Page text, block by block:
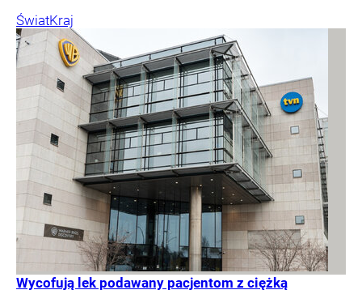
ŚwiatKraj
Wycofują lek podawany pacjentom z ciężką